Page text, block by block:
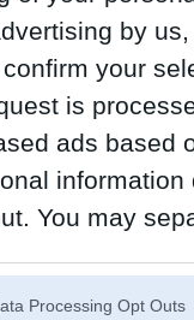
by
your
is
ads based
You may
Processing Opt Outs